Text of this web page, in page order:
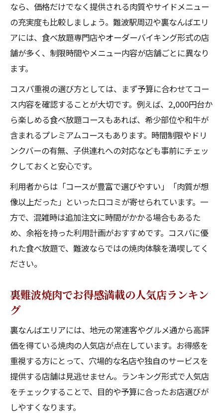
なら、価格だけでなく提供される肉質やサイドメニュー
の充実度も比較しましょう。難波駅周辺や裏なんばエリ
アには、食べ放題専門店やオーダーバイキング形式の店
舗が多く、制限時間やメニュー内容が店舗ごとに異なり
ます。
コスパ重視の選び方としては、まず予算に合わせてコー
ス内容を確認することが大切です。例えば、2,000円台か
ら楽しめる食べ放題コースもあれば、希少部位や和牛が
含まれるプレミアムコースもあります。時間制限やドリ
ンクバーの有無、子供連れへの対応なども事前にチェッ
クしておくと安心です。
利用者からは「コースが豊富で選びやすい」「肉質が想
像以上だった」といった口コミが寄せられています。一
方で、混雑時は追加注文に時間がかかる場合もあるた
め、余裕を持った利用計画がおすすめです。コスパに優
れた食べ放題で、難波ならではの焼肉体験を満喫してく
ださい。
裏難波焼肉でお得感満載の人気店ランキン
グ
裏なんばエリアには、地元の常連客やグルメ通から高評
価を得ている焼肉の人気店が点在しています。お得感を
重視する方にとって、穴場的な名店や独自のサービスを
提供する店舗は見逃せません。ランキング形式で人気店
をチェックすることで、目的や予算に合ったお店選びが
しやすくなります。